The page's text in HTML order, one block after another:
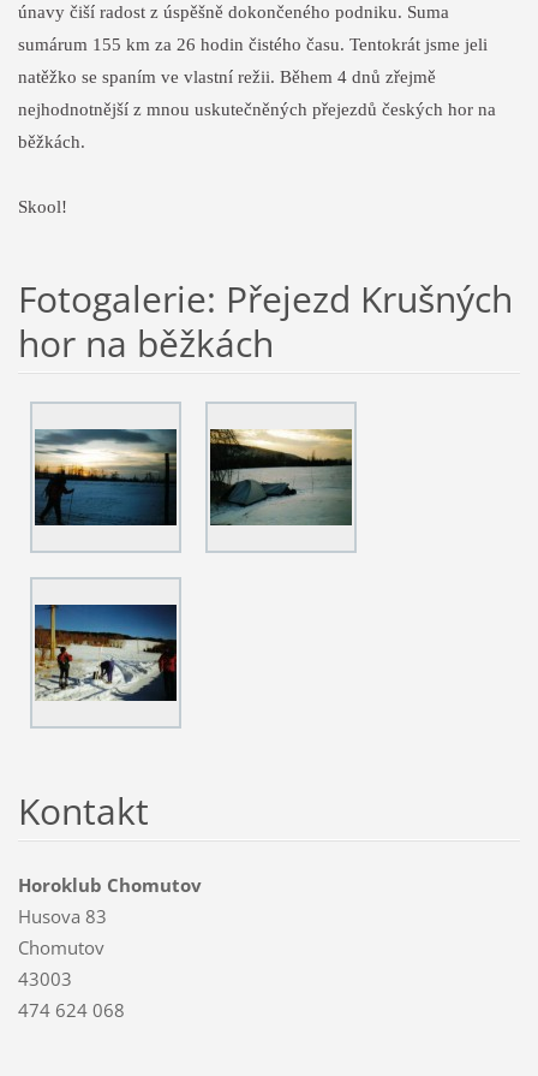
únavy čiší radost z úspěšně dokončeného podniku. Suma
sumárum 155 km za 26 hodin čistého času. Tentokrát jsme jeli
natěžko se spaním ve vlastní režii. Během 4 dnů zřejmě
nejhodnotnější z mnou uskutečněných přejezdů českých hor na
běžkách.
Skool!
Fotogalerie: Přejezd Krušných
hor na běžkách
Kontakt
Horoklub Chomutov
Husova 83
Chomutov
43003
474 624 068